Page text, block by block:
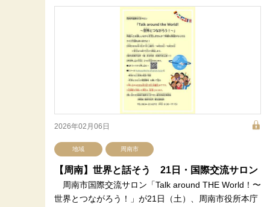
2026年02月06日
地域 周南市
【周南】世界と話そう 21日・国際交流サロン
周南市国際交流サロン「Talk around THE World！〜
世界とつながろう！」が21日（土）、周南市役所本庁